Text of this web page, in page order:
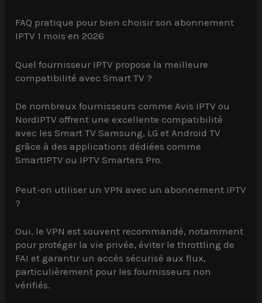
FAQ pratique pour bien choisir son abonnement
IPTV 1 mois en 2026
Quel fournisseur IPTV propose la meilleure
compatibilité avec Smart TV ?
De nombreux fournisseurs comme Avis IPTV ou
NordIPTV offrent une excellente compatibilité
avec les Smart TV Samsung, LG et Android TV
grâce à des applications dédiées comme
SmartIPTV ou IPTV Smarters Pro.
Peut-on utiliser un VPN avec un abonnement IPTV
?
Oui, le VPN est souvent recommandé, notamment
pour protéger la vie privée, éviter le throttling de
FAI et garantir un accès sécurisé aux flux,
particulièrement pour les fournisseurs non
vérifiés.